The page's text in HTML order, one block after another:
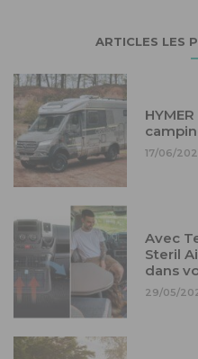
ARTICLES LES
17/06/
Avec
Steril
dans
29/05/